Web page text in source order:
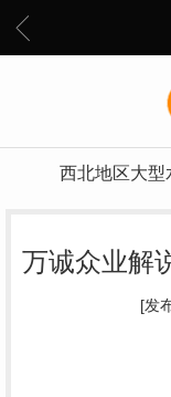
西北地区大型
万诚众业解
[发